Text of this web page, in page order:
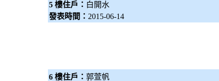
5 樓住戶： 白開水
發表時間： 2015-06-14
6 樓住戶： 郭萱帆